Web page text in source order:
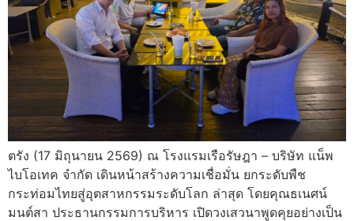
ตรัง (17 มิถุนายน 2569) ณ โรงแรมเรือรัษฎา – บริษัท แน็พ
ไบโอเทค จำกัด เดินหน้าสร้างความเชื่อมั่น ยกระดับพืช
กระท่อมไทยสู่อุตสาหกรรมระดับโลก ล่าสุด โดยคุณธเนศน์
มนต์สา ประธานกรรมการบริหาร เปิดวงเสวนาพูดคุยอย่างเป็น